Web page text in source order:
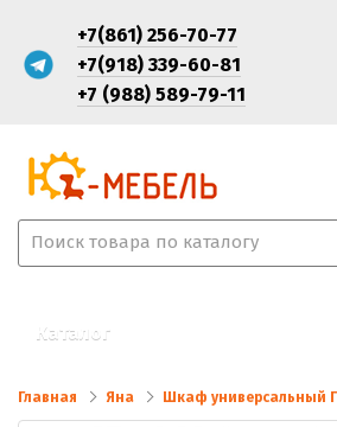
+7(861) 256-70-77
+7(918) 339-60-81
+7 (988) 589-79-11
Каталог
Главная Яна Шкаф универсальный